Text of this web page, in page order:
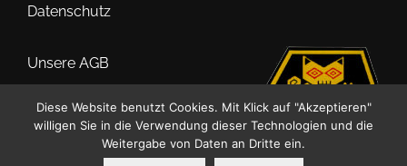
Datenschutz
Unsere AGB
Impressum
Diese Website benutzt Cookies. Mit Klick auf "Akzeptieren"
willigen Sie in die Verwendung dieser Technologien und die
Weitergabe von Daten an Dritte ein.